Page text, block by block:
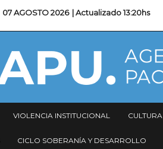
07 AGOSTO 2026 | Actualizado13:20hs
VIOLENCIA INSTITUCIONAL CULTURA
CICLO SOBERANÍA Y DESARROLLO